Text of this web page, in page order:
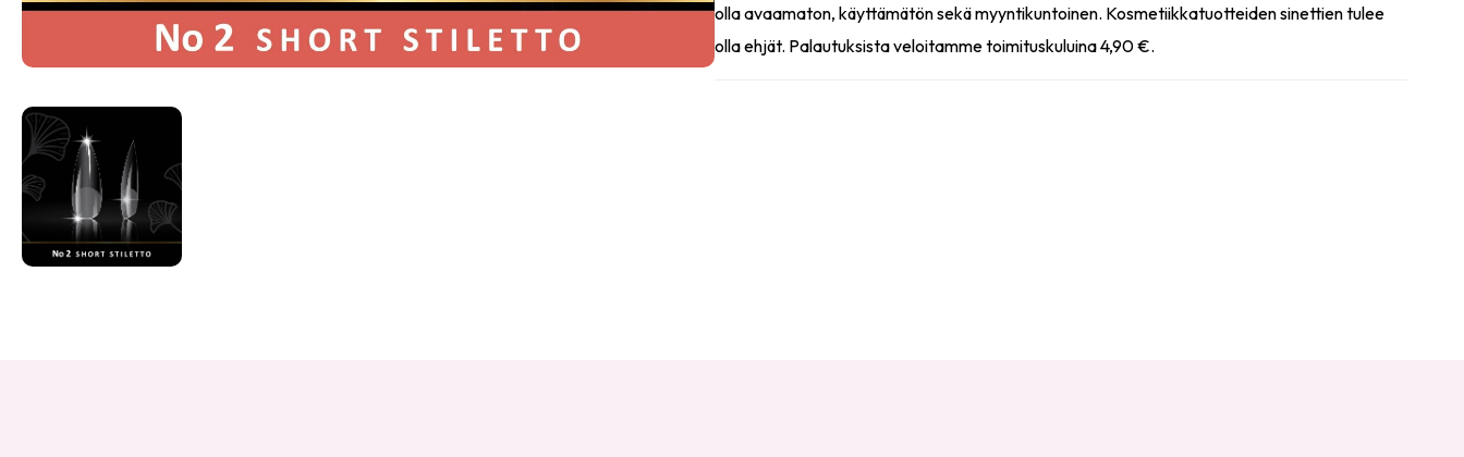
olla avaamaton, käyttämätön sekä myyntikuntoinen. Kosmetiikkatuotteiden sinettien tulee
olla ehjät. Palautuksista veloitamme toimituskuluina 4,90 €.